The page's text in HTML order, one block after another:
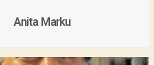
Anita Marku